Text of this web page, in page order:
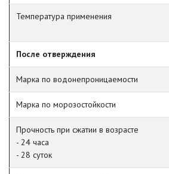
Температура применения
После отверждения
Марка по водонепроницаемости
Марка по морозостойкости
Прочность при сжатии в возрасте
- 24 часа
- 28 суток